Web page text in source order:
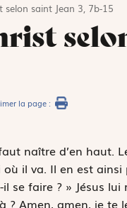
selon saint Jean 3, 7b-15
la page :
naître d’en haut.
il va. Il en est
se faire ? » Jésus
? Amen, amen, je te